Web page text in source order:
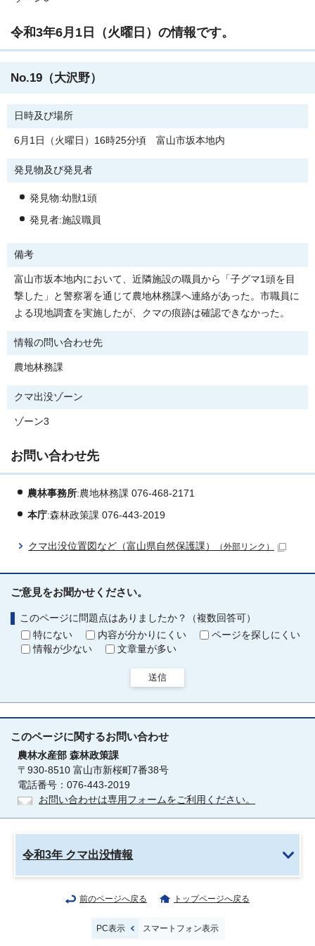
令和3年6月1日（火曜日）の情報です。
No.19（大沢野）
日時及び場所
6月1日（火曜日）16時25分頃 富山市坂本地内
発見物及び発見者
発見物:幼獣1頭
発見者:施設職員
備考
富山市坂本地内において、近隣施設の職員から「子グマ1頭を目
撃した」と警察署を通じて農地林務課へ連絡があった。市職員に
よる現地調査を実施したが、クマの痕跡は確認できなかった。
情報の問い合わせ先
農地林務課
クマ出没ゾーン
ゾーン3
お問い合わせ先
農林事務所:農地林務課 076-468-2171
本庁:森林政策課 076-443-2019
クマ出没位置図など（富山県自然保護課） （外部リンク）
ご意見をお聞かせください。
このページに問題点はありましたか？（複数回答可）
特にない
内容が分かりにくい
ページを探しにくい
情報が少ない
文章量が多い
送信
このページに関するお問い合わせ
農林水産部 森林政策課
〒930-8510 富山市新桜町7番38号
電話番号：076-443-2019
お問い合わせは専用フォームをご利用ください。
令和3年 クマ出没情報
前のページへ戻る トップページへ戻る
PC表示 スマートフォン表示